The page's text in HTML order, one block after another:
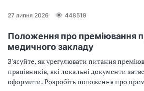
27 липня 2026 448519
Положення про преміювання
медичного закладу
З'ясуйте, як урегулювати питання
працівників, які локальні документи
оформити. Розробіть положення про